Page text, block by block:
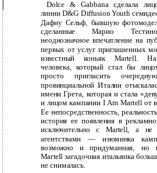
Dolce & Gabbana сделала
линии D&G Diffusion Youth
Дафну Сельф, бывшую
сделанные Марио
неоднозначное впечатление на
первых от услуг приглашенных
известный коньяк Martell.
человека, который стал бы
просто пригласить
провинциальной Италии
имени Грета, которая и стала
и лицом кампании I Am Martell от
Ее непосредственность,
история ее появления в
исключительно с Martell, а не
агентствами — изюминка
возможно и придуманная, но
Martell загадочная итальянка
не снималась.